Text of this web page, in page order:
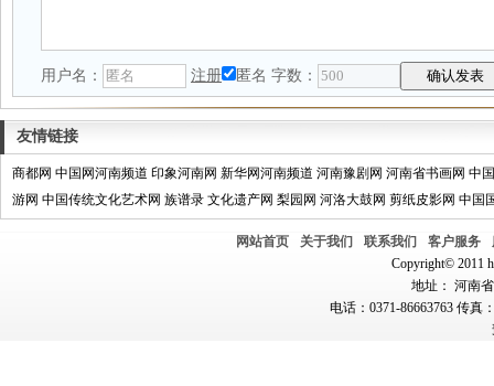
用户名： 注册 匿名 字数：
友情链接
商都网 中国网河南频道 印象河南网 新华网河南频道 河南豫剧网 河南省书画网 中
游网 中国传统文化艺术网 族谱录 文化遗产网 梨园网 河洛大鼓网 剪纸皮影网 中国
网站首页 关于我们 联系我们 客户服务
Copyright© 2011
地址： 河南
电话：0371-86663763 传真